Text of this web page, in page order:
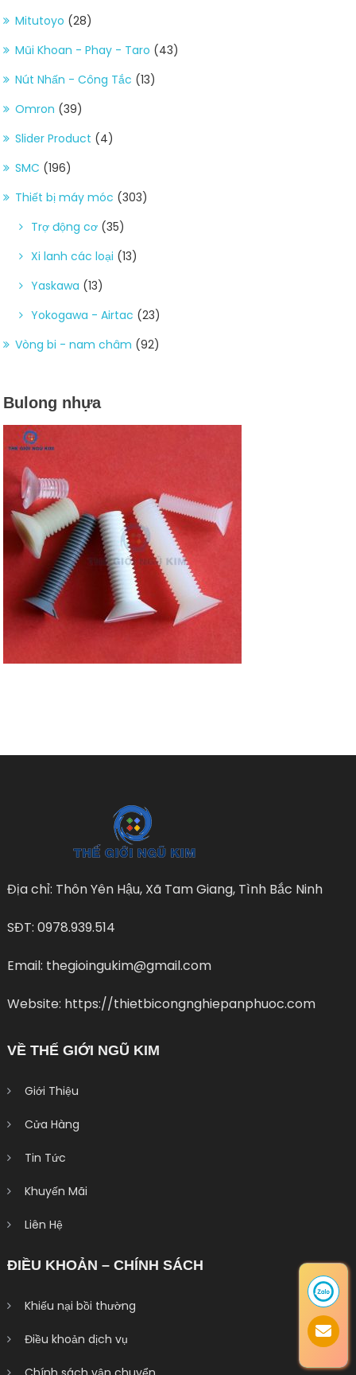
Mitutoyo (28)
Mũi Khoan - Phay - Taro (43)
Nút Nhấn - Công Tắc (13)
Omron (39)
Slider Product (4)
SMC (196)
Thiết bị máy móc (303)
Trợ động cơ (35)
Xi lanh các loại (13)
Yaskawa (13)
Yokogawa - Airtac (23)
Vòng bi - nam châm (92)
Bulong nhựa
Địa chỉ: Thôn Yên Hậu, Xã Tam Giang, Tình Bắc Ninh
SĐT: 0978.939.514
Email: thegioingukim@gmail.com
Website: https://thietbicongnghiepanphuoc.com
VỀ THẾ GIỚI NGŨ KIM
Giới Thiệu
Cửa Hàng
Tin Tức
Khuyến Mãi
Liên Hệ
ĐIỀU KHOẢN – CHÍNH SÁCH
Khiếu nại bồi thường
Điều khoản dịch vụ